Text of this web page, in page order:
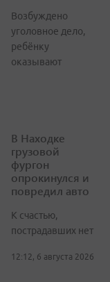
Возбуждено
уголовное дело,
ребёнку
оказывают
В Находке
грузовой
фургон
опрокинулся и
повредил авто
К счастью,
пострадавших нет
12:12, 6 августа 2026